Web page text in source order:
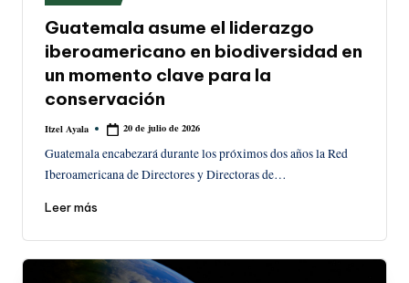
en
Guatemala asume el liderazgo
iberoamericano en biodiversidad en
un momento clave para la
conservación
Publicado
Itzel Ayala 20 de julio de 2026
Guatemala encabezará durante los próximos dos años la Red
Iberoamericana de Directores y Directoras de…
Leer más